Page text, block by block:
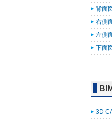
背面
右側
左側
下面
3D